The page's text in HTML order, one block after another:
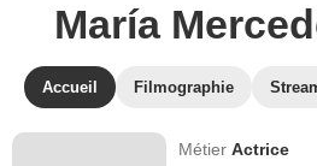
María
Accueil Filmographie
MétierActrice